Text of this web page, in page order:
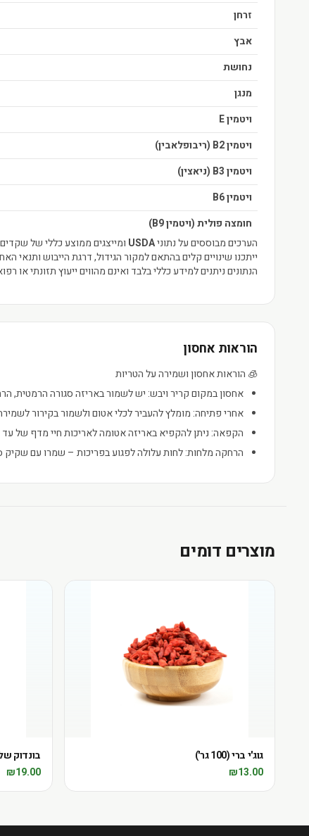
זרחן
אבץ
נחושת
מנגן
ויטמין E
ויטמין B2 (ריבופלאבין)
ויטמין B3 (ניאצין)
ויטמין B6
חומצה פולית (ויטמין B9)
הערכים מבוססים על נתוניUSDA ומייצגים ממוצע כללי של
ייתכנו שינויים קלים בהתאם למקור הגידול, דרגת הייבוש ותנאי
הנתונים ניתנים למידע כללי בלבד ואינם מהווים ייעוץ תזונתי או
הוראות אחסון
🧊 הוראות אחסון ושמירה על הטריות
אחסון במקום קריר ויבש: יש לשמור באריזה סגורה הרמטית,
אחרי פתיחה: מומלץ להעביר לכלי אטום ולשמור בקירור
הקפאה: ניתן להקפיא באריזה אטומה לאריכות חיי מדף של עד 6 חודשים.
הרחקה מלחות: לחות עלולה לפגוע בפריכות – שמרו עם
מוצרים דומים
גוג'י ברי (100 גר')
₪13.00
בונדוק שלם
₪19.00